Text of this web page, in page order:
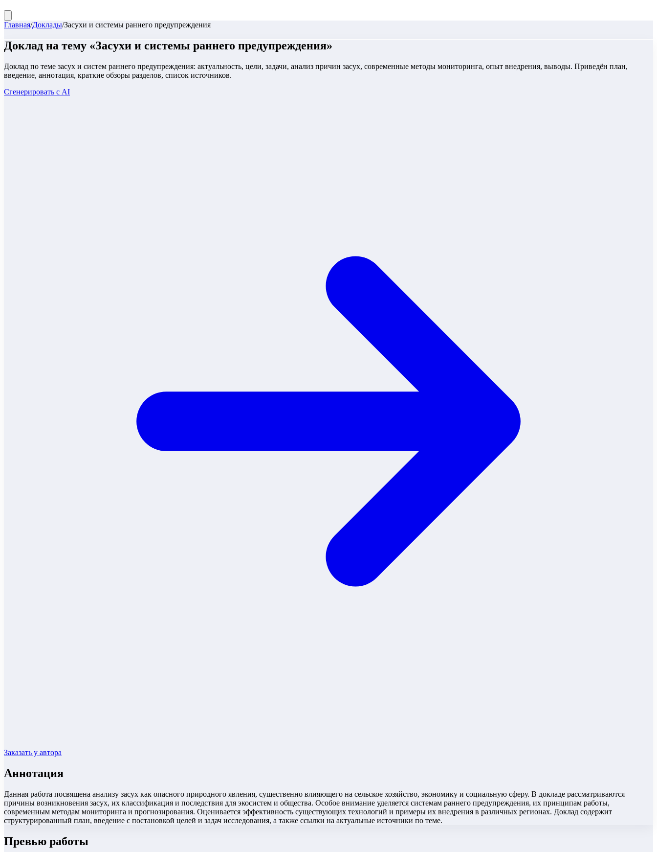
Главная/Доклады/Засухи и системы раннего предупреждения
Доклад на тему «Засухи и системы раннего предупреждения»
Доклад по теме засух и систем раннего предупреждения: актуальность, цели, задачи, анализ причин засух, современные методы мониторинга, опыт внедрения, выводы. Приведён план,
введение, аннотация, краткие обзоры разделов, список источников.
Сгенерировать с AI
Заказать у автора
Аннотация
Данная работа посвящена анализу засух как опасного природного явления, существенно влияющего на сельское хозяйство, экономику и социальную сферу. В докладе рассматриваются
причины возникновения засух, их классификация и последствия для экосистем и общества. Особое внимание уделяется системам раннего предупреждения, их принципам работы,
современным методам мониторинга и прогнозирования. Оценивается эффективность существующих технологий и примеры их внедрения в различных регионах. Доклад содержит
структурированный план, введение с постановкой целей и задач исследования, а также ссылки на актуальные источники по теме.
Превью работы